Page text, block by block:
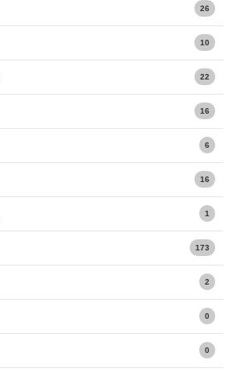
26
10
22
16
6
16
1
173
2
0
0